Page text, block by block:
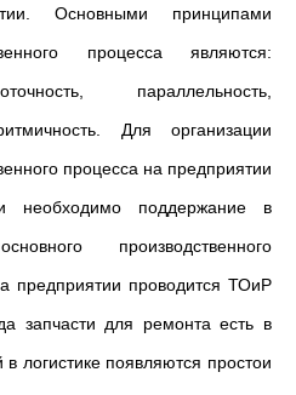
Основными принципами
процесса являются:
параллельность,
Для организации
процесса на предприятии
необходимо поддержание в
производственного
предприятии проводится ТОиР
запчасти для ремонта есть в
логистике появляются простои